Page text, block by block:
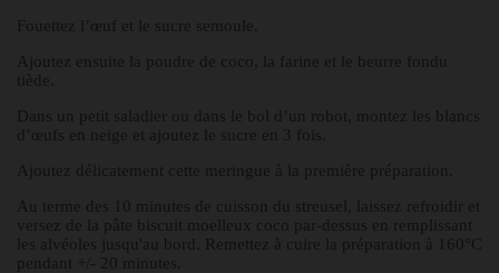
Fouettez l’œuf et le sucre semoule.
Ajoutez ensuite la poudre de coco, la farine et le beurre fondu
tiède.
Dans un petit saladier ou dans le bol d’un robot, montez les blancs
d’œufs en neige et ajoutez le sucre en 3 fois.
Ajoutez délicatement cette meringue à la première préparation.
Au terme des 10 minutes de cuisson du streusel, laissez refroidir et
versez de la pâte biscuit moelleux coco par-dessus en remplissant
les alvéoles jusqu'au bord. Remettez à cuire la préparation à 160°C
pendant +/- 20 minutes.